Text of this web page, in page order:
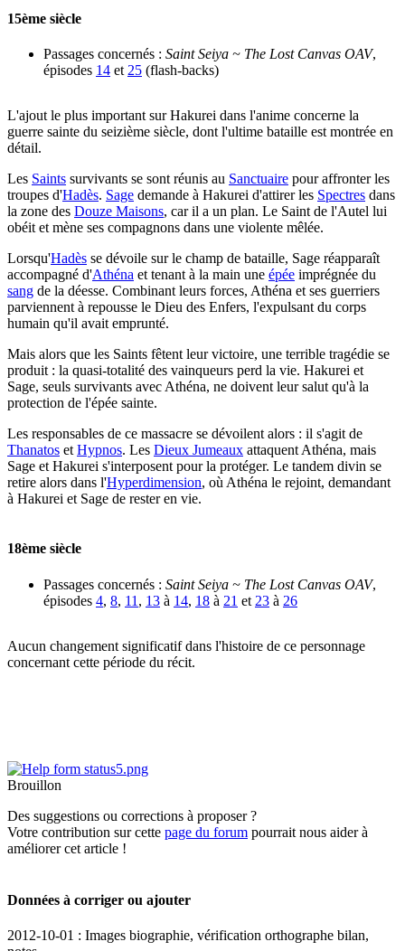
15ème siècle
Passages concernés : Saint Seiya ~ The Lost Canvas OAV,
épisodes 14 et 25 (flash-backs)
L'ajout le plus important sur Hakurei dans l'anime concerne la
guerre sainte du seizième siècle, dont l'ultime bataille est montrée en
détail.
Les Saints survivants se sont réunis au Sanctuaire pour affronter les
troupes d'Hadès. Sage demande à Hakurei d'attirer les Spectres dans
la zone des Douze Maisons, car il a un plan. Le Saint de l'Autel lui
obéit et mène ses compagnons dans une violente mêlée.
Lorsqu'Hadès se dévoile sur le champ de bataille, Sage réapparaît
accompagné d'Athéna et tenant à la main une épée imprégnée du
sang de la déesse. Combinant leurs forces, Athéna et ses guerriers
parviennent à repousse le Dieu des Enfers, l'expulsant du corps
humain qu'il avait emprunté.
Mais alors que les Saints fêtent leur victoire, une terrible tragédie se
produit : la quasi-totalité des vainqueurs perd la vie. Hakurei et
Sage, seuls survivants avec Athéna, ne doivent leur salut qu'à la
protection de l'épée sainte.
Les responsables de ce massacre se dévoilent alors : il s'agit de
Thanatos et Hypnos. Les Dieux Jumeaux attaquent Athéna, mais
Sage et Hakurei s'interposent pour la protéger. Le tandem divin se
retire alors dans l'Hyperdimension, où Athéna le rejoint, demandant
à Hakurei et Sage de rester en vie.
18ème siècle
Passages concernés : Saint Seiya ~ The Lost Canvas OAV,
épisodes 4, 8, 11 , 13 à 14, 18 à 21 et 23 à 26
Aucun changement significatif dans l'histoire de ce personnage
concernant cette période du récit.
Brouillon
Des suggestions ou corrections à proposer ?
Votre contribution sur cette page du forum pourrait nous aider à
améliorer cet article !
Données à corriger ou ajouter
2012-10-01 : Images biographie, vérification orthographe bilan,